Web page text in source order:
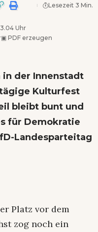
Uhr
▣ PDF erzeugen
Lesezeit 3 Min.
der Innenstadt
Kulturfest
bleibt bunt und
für Demokratie
Landesparteitag
Platz vor dem
zog noch ein